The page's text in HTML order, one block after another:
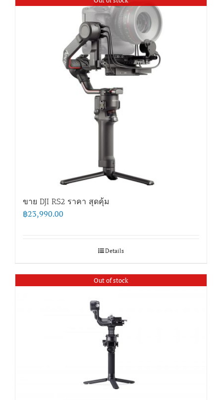
ขาย DJI RS2 ราคา สุดคุ้ม
฿23,990.00
Details
Out of stock